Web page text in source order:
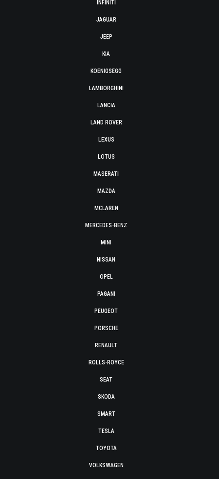
INFINITI
JAGUAR
JEEP
KIA
KOENIGSEGG
LAMBORGHINI
LANCIA
LAND ROVER
LEXUS
LOTUS
MASERATI
MAZDA
MCLAREN
MERCEDES-BENZ
MINI
NISSAN
OPEL
PAGANI
PEUGEOT
PORSCHE
RENAULT
ROLLS-ROYCE
SEAT
SKODA
SMART
TESLA
TOYOTA
VOLKSWAGEN